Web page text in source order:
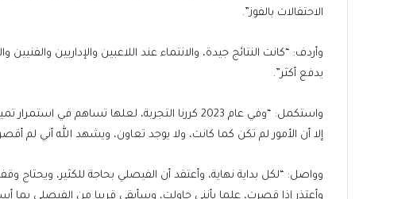
الاحتفالات بالفوز”.
وأردف: “كانت النتائج جيدة، والانتماء عند اللاعبين والإداريين
يدفع أكثر”.
واستكمل: “وفي عام 2023 كررنا التجربة، لعلها تساهم
إلا أن الأمور لم تكن كما كانت، ولا يوجد تعاون، ويشهد الله أني لم
وواصل: “لكل بداية نهاية، وأعتقد أن الفيصلي بحاجة للكثير،
وأعتذر إذا قصرت، علما بأنني حاولت، وسأبقى قريبا من الفيصلي بما